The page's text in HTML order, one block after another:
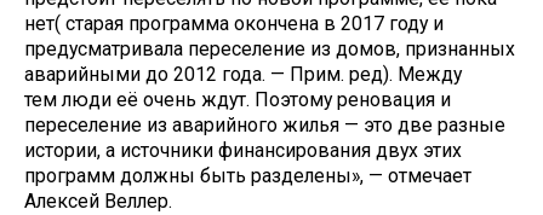
нет( старая программа окончена в 2017 году и
предусматривала переселение из домов, признанных
аварийными до 2012 года. — Прим. ред). Между
тем люди её очень ждут. Поэтому реновация и
переселение из аварийного жилья — это две разные
истории, а источники финансирования двух этих
программ должны быть разделены», — отмечает
Алексей Веллер.